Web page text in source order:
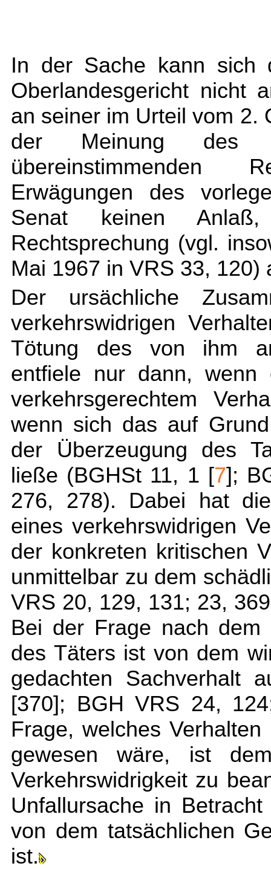
In der Sache kann sich
Oberlandesgericht nicht
an seiner im Urteil vom 2.
der Meinung des
übereinstimmenden
Erwägungen des
Senat keinen
Rechtsprechung (vgl.
Mai 1967 in VRS 33, 120)
Der ursächliche
verkehrswidrigen
Tötung des von ihm
entfiele nur dann,
verkehrsgerechtem
wenn sich das auf
der Überzeugung des
ließe (BGHSt 11, 1 [7];
276, 278). Dabei hat
eines verkehrswidrigen
der konkreten kritischen
unmittelbar zu dem
VRS 20, 129, 131; 23,
Bei der Frage nach dem
des Täters ist von dem
gedachten Sachverhalt
[370]; BGH VRS 24,
Frage, welches
gewesen wäre, ist
Verkehrswidrigkeit zu
Unfallursache in
von dem tatsächlichen
ist.